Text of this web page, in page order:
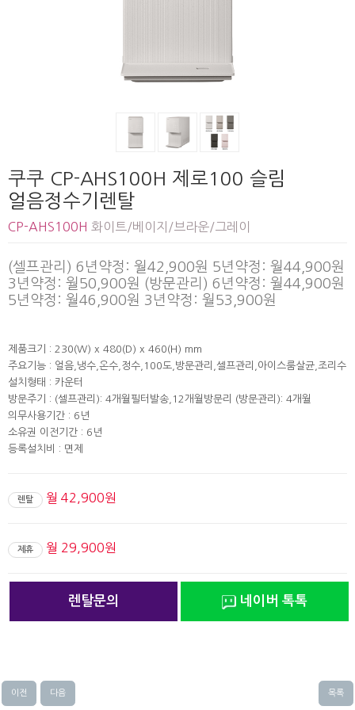
쿠쿠 CP-AHS100H 제로100 슬림
얼음정수기렌탈
CP-AHS100H 화이트/베이지/브라운/그레이
(셀프관리) 6년약정: 월42,900원 5년약정: 월44,900원
3년약정: 월50,900원 (방문관리) 6년약정: 월44,900원
5년약정: 월46,900원 3년약정: 월53,900원
제품크기 : 230(W) x 480(D) x 460(H) mm
주요기능 : 얼음,냉수,온수,정수,100도,방문관리,셀프관리,아이스룸살균,조리수
설치형태 : 카운터
방문주기 : (셀프관리): 4개월필터발송,12개월방문리 (방문관리): 4개월
의무사용기간 : 6년
소유권 이전기간 : 6년
등록설치비 : 면제
렌탈 월 42,900원
제휴 월 29,900원
렌탈문의 네이버 톡톡
이전 다음 목록